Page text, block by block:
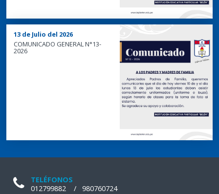
13 de Julio del 2026
COMUNICADO GENERAL N°13-
2026
TELÉFONOS
012799882 /980760724